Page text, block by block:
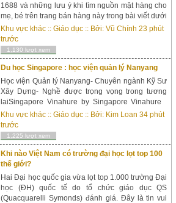
1688 và những lưu ý khi tìm nguồn mặt hàng cho
mẹ, bé trên trang bán hàng này trong bài viết dưới
đây. Nguồn hàng mẹ và bé...
Khu vực khác ::Giáo dục :: Bởi:Vũ Chính 23 phút
trước
1,130 lượt xem
Du học Singapore : học viện quản lý Nanyang
Học viện Quản lý Nanyang- Chuyên ngành Kỹ Sư
Xây Dựng- Nghề được trọng vọng trong tương
laiSingapore Vinahure by Singapore Vinahure
17 July, 2018 in Các ngành khác, Cử nhân, Du
học Singapore, Học Bổng Du Học Singapore, Hội
thảo du học Singapore, Tin tức0H...
Khu vực khác ::Giáo dục :: Bởi: Kim Loan 34 phút
trước
1,225 lượt xem
Khi nào Việt Nam có trường đại học lọt top 100
thế giới?
Hai Đại học quốc gia vừa lọt top 1.000 trường Đại
học (ĐH) quốc tế do tổ chức giáo dục QS
(Quacquarelli Symonds) đánh giá. Đây là tin vui